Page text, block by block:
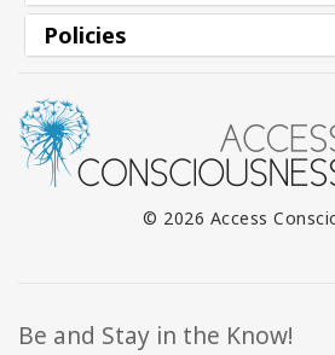
Policies
© 2026 Access
Be and Stay in the Know!